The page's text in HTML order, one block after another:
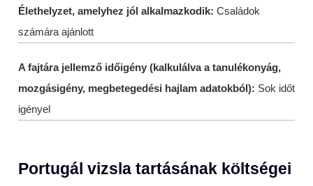
Élethelyzet, amelyhez jól alkalmazkodik: Családok
számára ajánlott
A fajtára jellemző időigény (kalkulálva a tanulékonyág,
mozgásigény, megbetegedési hajlam adatokból): Sok időt
igényel
Portugál vizsla tartásának költségei